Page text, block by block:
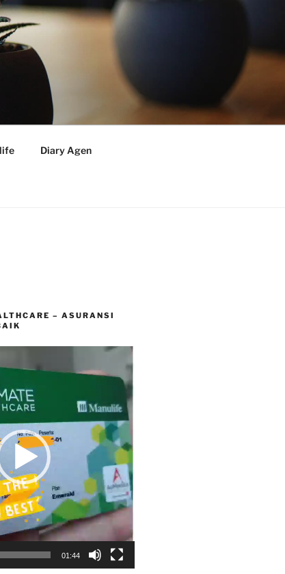
Diary Agen
– ASURANSI
01:44